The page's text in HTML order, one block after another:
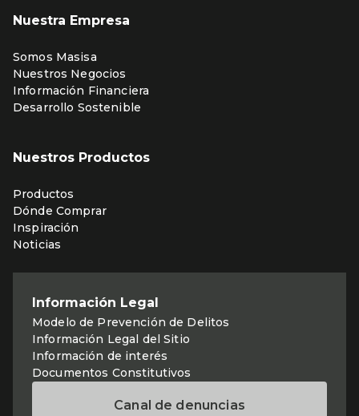
Nuestra Empresa
Somos Masisa
Nuestros Negocios
Información Financiera
Desarrollo Sostenible
Nuestros Productos
Productos
Dónde Comprar
Inspiración
Noticias
Información Legal
Modelo de Prevención de Delitos
Información Legal del Sitio
Información de interés
Documentos Constitutivos
Canal de denuncias